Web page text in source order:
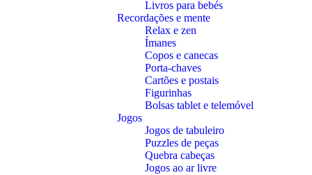
Livros para bebés
Recordações e mente
Relax e zen
Ímanes
Copos e canecas
Porta-chaves
Cartões e postais
Figurinhas
Bolsas tablet e telemóvel
Jogos
Jogos de tabuleiro
Puzzles de peças
Quebra cabeças
Jogos ao ar livre